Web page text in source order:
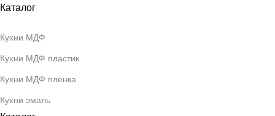
Каталог
Кухни МДФ
Кухни МДФ пластик
Кухни МДФ плёнка
Кухни эмаль